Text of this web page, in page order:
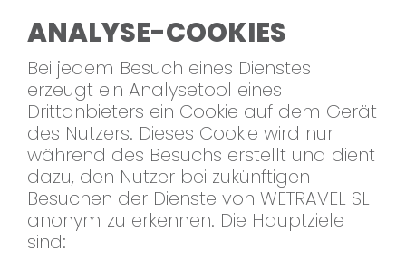
ANALYSE-COOKIES
Bei jedem Besuch eines Dienstes
erzeugt ein Analysetool eines
Drittanbieters ein Cookie auf dem Gerät
des Nutzers. Dieses Cookie wird nur
während des Besuchs erstellt und dient
dazu, den Nutzer bei zukünftigen
Besuchen der Dienste von WETRAVEL SL
anonym zu erkennen. Die Hauptziele
sind: